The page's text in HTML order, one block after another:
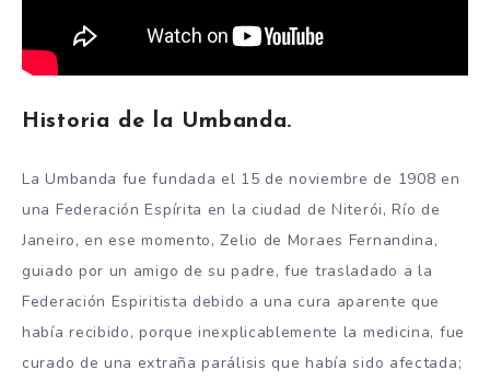
Historia de la Umbanda.
La Umbanda fue fundada el 15 de noviembre de 1908 en
una Federación Espírita en la ciudad de Niterói, Río de
Janeiro, en ese momento, Zelio de Moraes Fernandina,
guiado por un amigo de su padre, fue trasladado a la
Federación Espiritista debido a una cura aparente que
había recibido, porque inexplicablemente la medicina, fue
curado de una extraña parálisis que había sido afectada;